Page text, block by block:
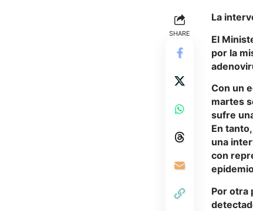
SHARE
La
El
por la
Con un
martes
sufre
En
una
con
Por otra